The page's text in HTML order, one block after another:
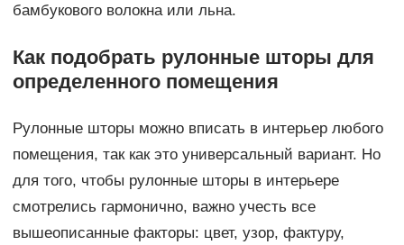
бамбукового волокна или льна.
Как подобрать рулонные шторы для
определенного помещения
Рулонные шторы можно вписать в интерьер любого
помещения, так как это универсальный вариант. Но
для того, чтобы рулонные шторы в интерьере
смотрелись гармонично, важно учесть все
вышеописанные факторы: цвет, узор, фактуру,